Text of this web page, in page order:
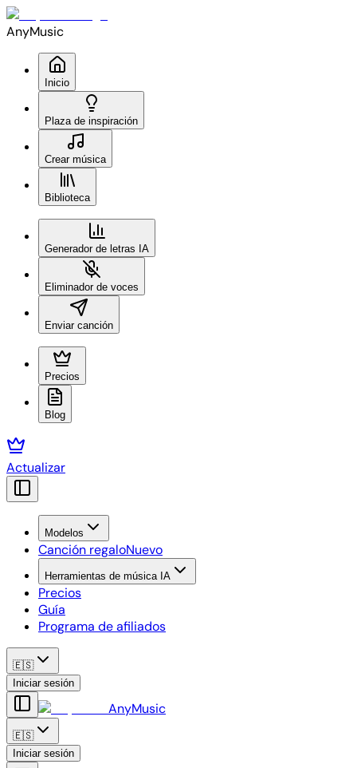
AnyMusic
Inicio
Plaza de inspiración
Crear música
Biblioteca
Generador de letras IA
Eliminador de voces
Enviar canción
Precios
Blog
Actualizar
Modelos
Canción regaloNuevo
Herramientas de música IA
Precios
Guía
Programa de afiliados
🇪🇸
Iniciar sesión
AnyMusic
🇪🇸
Iniciar sesión